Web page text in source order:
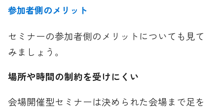
参加者側のメリット
セミナーの参加者側のメリットについても見て
みましょう。
場所や時間の制約を受けにくい
会場開催型セミナーは決められた会場まで足を